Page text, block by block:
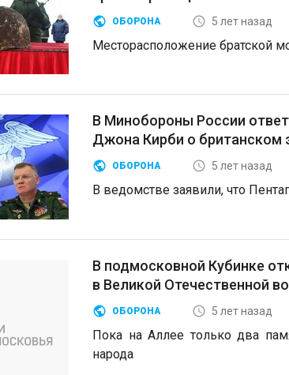
ОБОРОНА 5 лет назад
Месторасположение братской
В Минобороны России
Джона Кирби о британском
ОБОРОНА 5 лет назад
В ведомстве заявили, что
В подмосковной Кубинке
в Великой Отечественной
ОБОРОНА 5 лет назад
Пока на Аллее только два
народа